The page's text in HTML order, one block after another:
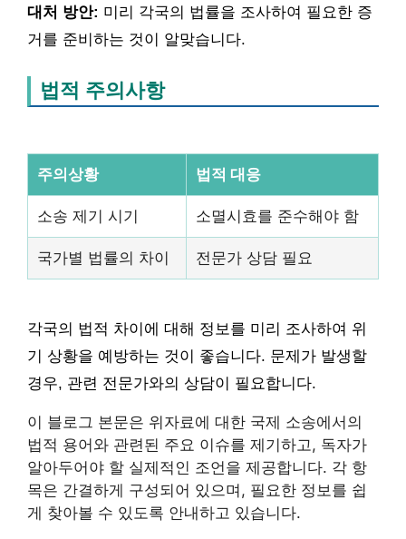
대처 방안: 미리 각국의 법률을 조사하여 필요한 증
거를 준비하는 것이 알맞습니다.
법적 주의사항
주의상황 법적 대응
소송 제기 시기 소멸시효를 준수해야 함
국가별 법률의 차이 전문가 상담 필요
각국의 법적 차이에 대해 정보를 미리 조사하여 위
기 상황을 예방하는 것이 좋습니다. 문제가 발생할
경우, 관련 전문가와의 상담이 필요합니다.
이 블로그 본문은 위자료에 대한 국제 소송에서의
법적 용어와 관련된 주요 이슈를 제기하고, 독자가
알아두어야 할 실제적인 조언을 제공합니다. 각 항
목은 간결하게 구성되어 있으며, 필요한 정보를 쉽
게 찾아볼 수 있도록 안내하고 있습니다.